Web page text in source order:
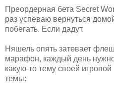
Преордерная бета Secret
раз успеваю вернуться
побегать. Если дадут.
Няшель опять затевает
марафон, каждый день
какую-то тему своей
темы: